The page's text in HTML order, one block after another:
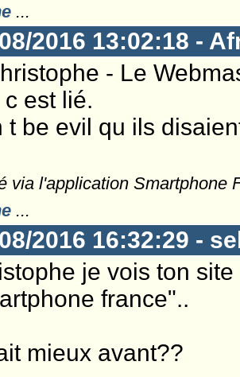
...
2016 13:02:18 -
- Le
est lié.
t be evil qu ils
via l'application Smartphone
...
2016 16:32:29 -
je vois ton
france"..
mieux avant??